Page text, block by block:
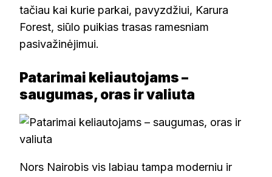
tačiau kai kurie parkai, pavyzdžiui, Karura
Forest, siūlo puikias trasas ramesniam
pasivažinėjimui.
Patarimai keliautojams –
saugumas, oras ir valiuta
Nors Nairobis vis labiau tampa moderniu ir